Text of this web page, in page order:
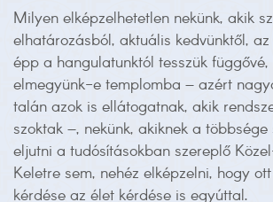
Milyen elképzelhetetlen nekünk, akik
elhatározásból, aktuális kedvünktől,
épp a hangulatunktól tesszük
elmegyünk-e templomba – azért
talán azok is ellátogatnak, akik
szoktak –, nekünk, akiknek a
eljutni a tudósításokban szereplő
Keletre sem, nehéz elképzelni, hogy
kérdése az élet kérdése is egyúttal.